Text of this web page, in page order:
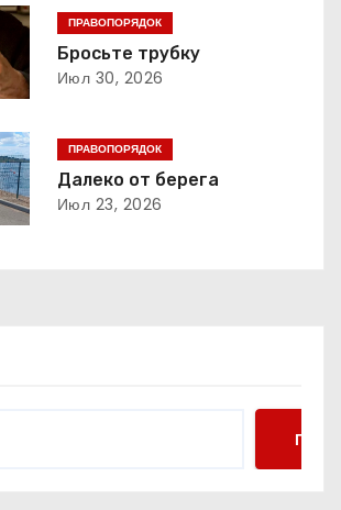
ПРАВОПОРЯДОК
Бросьте трубку
Июл 30, 2026
ПРАВОПОРЯДОК
Далеко от берега
Июл 23, 2026
Поиск